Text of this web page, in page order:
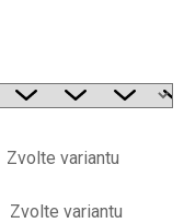
Zvolte variantu
Zvolte variantu